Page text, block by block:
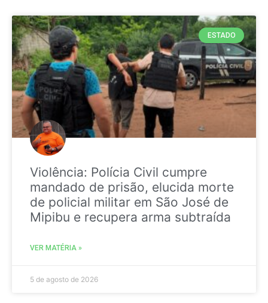
ESTADO
Violência: Polícia Civil cumpre
mandado de prisão, elucida morte
de policial militar em São José de
Mipibu e recupera arma subtraída
VER MATÉRIA »
5 de agosto de 2026